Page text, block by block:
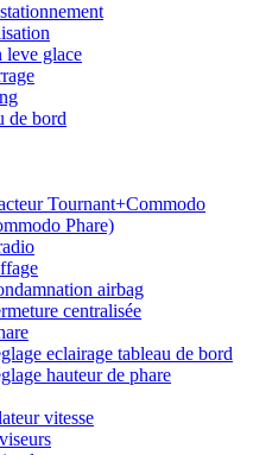
glace
de bord
Tournant+Commodo
Phare)
airbag
centralisée
eclairage tableau de bord
hauteur de phare
vitesse